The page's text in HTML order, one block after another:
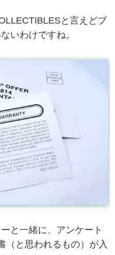
と言えどブ
いわけですね。
と一緒に、アンケート
（と思われるもの）が入